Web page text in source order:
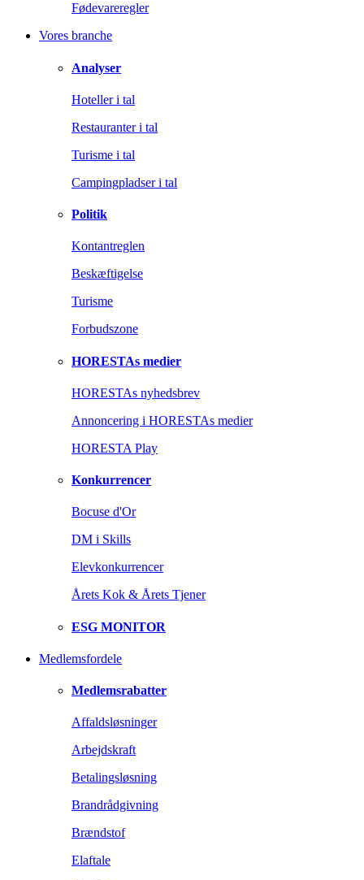
Fødevareregler
Vores branche
Analyser
Hoteller i tal
Restauranter i tal
Turisme i tal
Campingpladser i tal
Politik
Kontantreglen
Beskæftigelse
Turisme
Forbudszone
HORESTAs medier
HORESTAs nyhedsbrev
Annoncering i HORESTAs medier
HORESTA Play
Konkurrencer
Bocuse d'Or
DM i Skills
Elevkonkurrencer
Årets Kok & Årets Tjener
ESG MONITOR
Medlemsfordele
Medlemsrabatter
Affaldsløsninger
Arbejdskraft
Betalingsløsning
Brandrådgivning
Brændstof
Elaftale